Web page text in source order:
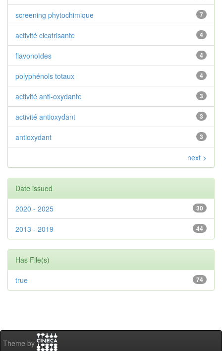
7
screening phytochimique
4
activité cicatrisante
4
flavonoïdes
4
polyphénols totaux
3
activité anti-oxydante
3
activité antioxydant
3
antioxydant
next >
Date issued
30
2020 - 2025
44
2013 - 2019
Has File(s)
74
true
Theme by